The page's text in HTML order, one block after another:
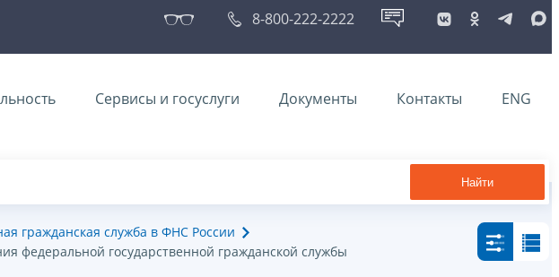
8-800-222-2222
Сервисы и госуслуги Документы Контакты ENG
Найти
гражданская служба в ФНС России
федеральной государственной гражданской службы